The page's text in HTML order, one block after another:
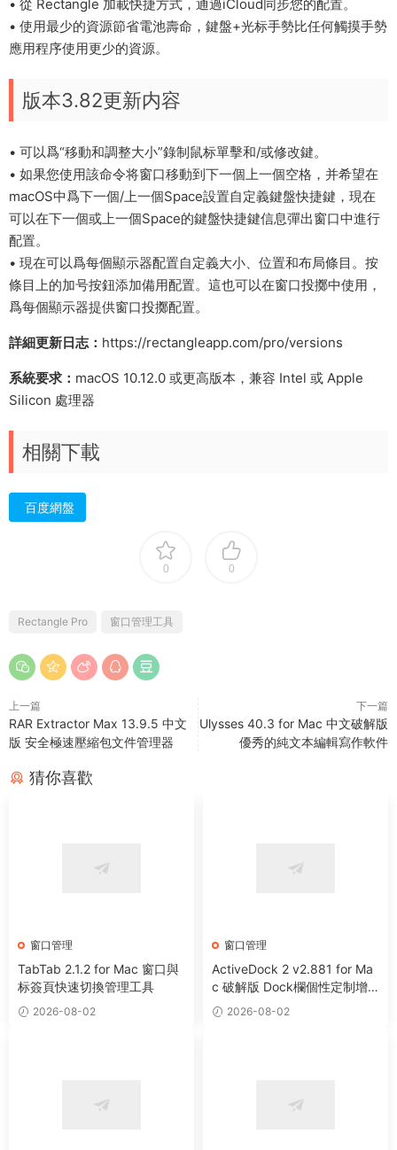
• 從 Rectangle 加載快捷方式，通過iCloud同步您的配置。
• 使用最少的資源節省電池壽命，鍵盤+光标手勢比任何觸摸手勢
應用程序使用更少的資源。
版本3.82更新内容
• 可以爲“移動和調整大小”錄制鼠标單擊和/或修改鍵。
• 如果您使用該命令将窗口移動到下一個上一個空格，并希望在
macOS中爲下一個/上一個Space設置自定義鍵盤快捷鍵，現在
可以在下一個或上一個Space的鍵盤快捷鍵信息彈出窗口中進行
配置。
• 現在可以爲每個顯示器配置自定義大小、位置和布局條目。按
條目上的加号按鈕添加備用配置。這也可以在窗口投擲中使用，
爲每個顯示器提供窗口投擲配置。
詳細更新日志： https://rectangleapp.com/pro/versions
系統要求： macOS 10.12.0 或更高版本，兼容 Intel 或 Apple
Silicon 處理器
相關下載
百度網盤
0 0
Rectangle Pro 窗口管理工具
上一篇
RAR Extractor Max 13.9.5 中文
版 安全極速壓縮包文件管理器
下一篇
Ulysses 40.3 for Mac 中文破解版
優秀的純文本編輯寫作軟件
猜你喜歡
窗口管理
TabTab 2.1.2 for Mac 窗口與
标簽頁快速切換管理工具
2026-08-02
窗口管理
ActiveDock 2 v2.881 for Ma
c 破解版 Dock欄個性定制增
強工具
2026-08-02